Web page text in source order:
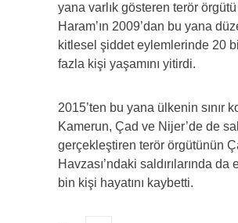
yana varlık gösteren terör
Haram’ın 2009’dan bu yana
kitlesel şiddet eylemlerinde 20
fazla kişi yaşamını yitirdi.
2015’ten bu yana ülkenin sınır
Kamerun, Çad ve Nijer’de de
gerçekleştiren terör örgütünün
Havzası’ndaki saldırılarında da
bin kişi hayatını kaybetti.